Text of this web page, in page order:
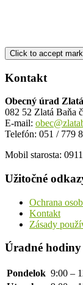
Click to accept
Kontakt
Obecný úrad
082 52 Zlatá Baňa
E-mail:
Telefón: 051 / 779
Mobil starosta:
Užitočné
Ochrana
Kontakt
Zásady
Úradné hodiny
Pondelok 9:00 –